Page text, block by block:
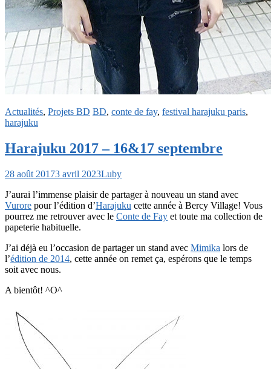
Actualités, Projets BD BD, conte de fay, festival harajuku paris,
harajuku
Harajuku 2017 – 16&17 septembre
28 août 20173 avril 2023Luby
J’aurai l’immense plaisir de partager à nouveau un stand avec
Vurore pour l’édition d’Harajuku cette année à Bercy Village! Vous
pourrez me retrouver avec le Conte de Fay et toute ma collection de
papeterie habituelle.
J’ai déjà eu l’occasion de partager un stand avec Mimika lors de
l’édition de 2014, cette année on remet ça, espérons que le temps
soit avec nous.
A bientôt! ^O^